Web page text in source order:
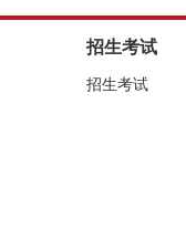
招生考试
招生考试